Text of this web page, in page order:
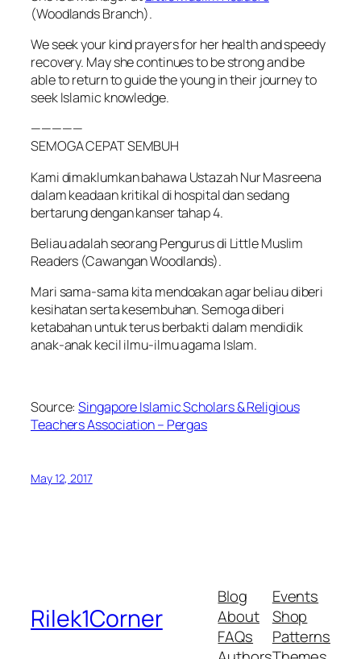
(Woodlands Branch).
We seek your kind prayers for her health and speedy
recovery. May she continues to be strong and be
able to return to guide the young in their journey to
seek Islamic knowledge.
—————
SEMOGA CEPAT SEMBUH
Kami dimaklumkan bahawa Ustazah Nur Masreena
dalam keadaan kritikal di hospital dan sedang
bertarung dengan kanser tahap 4.
Beliau adalah seorang Pengurus di Little Muslim
Readers (Cawangan Woodlands).
Mari sama-sama kita mendoakan agar beliau diberi
kesihatan serta kesembuhan. Semoga diberi
ketabahan untuk terus berbakti dalam mendidik
anak-anak kecil ilmu-ilmu agama Islam.
Source:Singapore Islamic Scholars & Religious
Teachers Association – Pergas
May 12, 2017
Rilek1Corner
Blog
About
FAQs
Events
Shop
Patterns